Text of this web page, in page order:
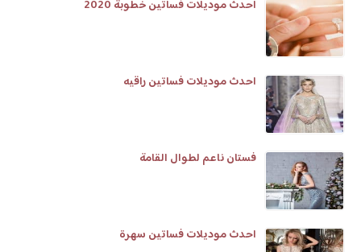
احدث موديلات فساتين خطوبة 2020
احدث موديلات فساتين راقيه
فستان ناعم لطوال القامة
احدث موديلات فساتين سهرة